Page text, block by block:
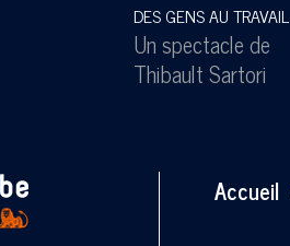
DES GENS AU TRAVAIL
Un spectacle de
Thibault Sartori
Accueil